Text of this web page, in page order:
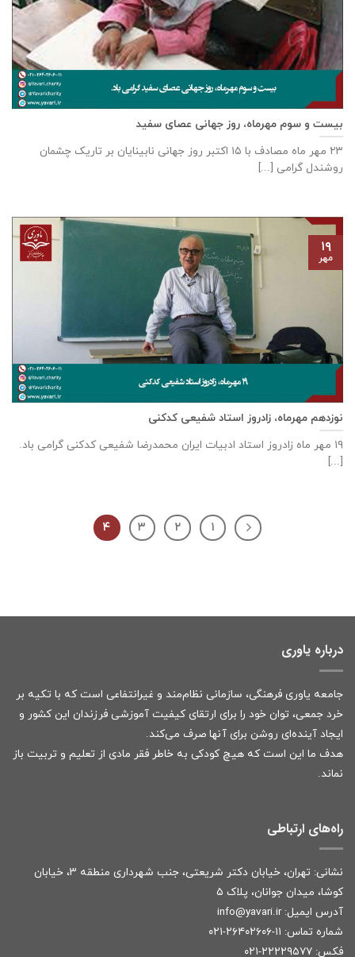
بیست و سوم مهرماه، روز جهانی عصای سفید
۲۳ مهر ماه مصادف با ۱۵ اکتبر روز جهانی نابینایان بر تاریک چشمان
روشندل گرامی [...]
نوزدهم مهرماه، زادروز استاد شفیعی کدکنی
۱۹ مهر ماه زادروز استاد ادبیات ایران محمدرضا شفیعی کدکنی گرامی باد.
[...]
۱۹
مهر
۱ ۲ ۳ ۴
درباره یاوری
جامعه یاوری فرهنگی، سازمانی نظام‌مند و غیرانتفاعی است که با تکیه بر
خرد جمعی، توان خود را برای ارتقای کیفیت آموزشی فرزندان این کشور و
ایجاد آینده‌ای روشن برای آنها صرف می‌کند.
هدف ما این است که هیچ کودکی به خاطر فقر مادی از تعلیم و تربیت باز
نماند.
راه‌های ارتباطی
نشانی: تهران، خیابان دکتر شریعتی، جنب شهرداری منطقه ۳، خیابان
کوشا، میدان جوانان، پلاک ۵
آدرس ایمیل: info@yavari.ir
شماره تماس: ۱۱-۲۶۴۰۲۶۰۶-۰۲۱
فکس: ۲۲۲۲۹۵۷۷-۰۲۱